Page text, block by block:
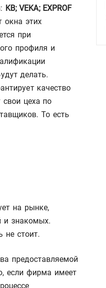
KB; VEKA; EXPROF
окна этих
при
профиля и
делать.
качество
цеха по
То есть
на рынке,
и знакомых.
не стоит.
предоставляемой
если фирма имеет